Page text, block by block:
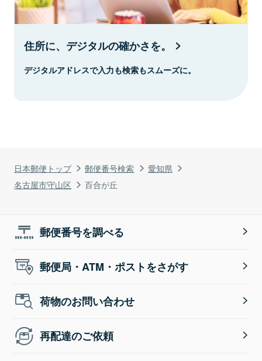
日本郵便トップ 郵便番号検索
愛知県
名古屋市守山区
百合が丘
住所に、デジタルの確かさを。
デジタルアドレスで入力も検索もスムーズに。
郵便番号を調べる
郵便局・ATM・ポストをさがす
荷物のお問い合わせ
再配達のご依頼